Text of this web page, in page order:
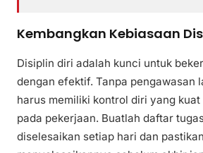
Kembangkan Kebiasaan
Disiplin diri adalah kunci untuk
dengan efektif. Tanpa pengawasan
harus memiliki kontrol diri yang
pada pekerjaan. Buatlah daftar
diselesaikan setiap hari dan